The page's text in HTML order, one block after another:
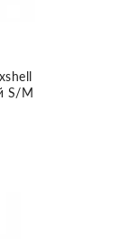
S/M